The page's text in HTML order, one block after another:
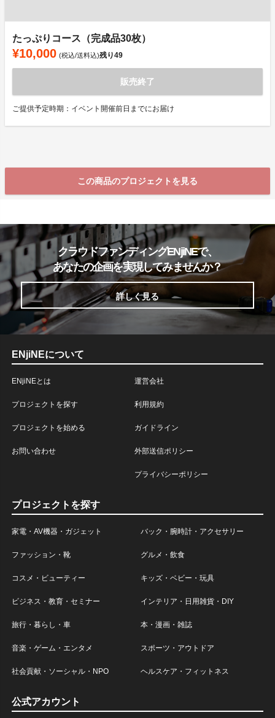
たっぷりコース（完成品30枚）
¥10,000 (税込/送料込)残り49
販売終了
ご提供予定時期：イベント開催前日までにお届け
この商品のプロジェクトを見る
クラウドファンディングENjiNEで、
あなたの企画を実現してみませんか？
詳しく見る
ENjiNEについて
ENjiNEとは
プロジェクトを探す
プロジェクトを始める
お問い合わせ
運営会社
利用規約
ガイドライン
外部送信ポリシー
プライバシーポリシー
プロジェクトを探す
家電・AV機器・ガジェット バック・腕時計・アクセサリー
ファッション・靴 グルメ・飲食
コスメ・ビューティー キッズ・ベビー・玩具
ビジネス・教育・セミナー インテリア・日用雑貨・DIY
旅行・暮らし・車 本・漫画・雑誌
音楽・ゲーム・エンタメ スポーツ・アウトドア
社会貢献・ソーシャル・NPO ヘルスケア・フィットネス
公式アカウント